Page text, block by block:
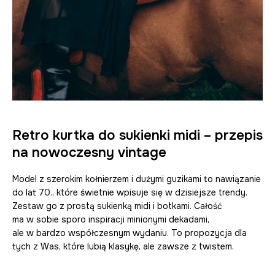
Retro kurtka do sukienki midi – przepis
na nowoczesny vintage
Model z szerokim kołnierzem i dużymi guzikami to nawiązanie
do lat 70., które świetnie wpisuje się w dzisiejsze trendy.
Zestaw go z prostą sukienką midi i botkami. Całość
ma w sobie sporo inspiracji minionymi dekadami,
ale w bardzo współczesnym wydaniu. To propozycja dla
tych z Was, które lubią klasykę, ale zawsze z twistem.